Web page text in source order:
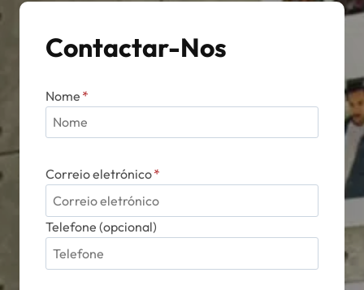
Contactar-Nos
Nome *
Correio eletrónico*
Telefone (opcional)